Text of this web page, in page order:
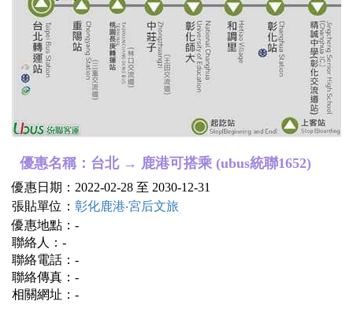
優惠名稱：台北 → 鹿港可搭乘 (ubus統聯1652)
優惠日期：2022-02-28 至 2030-12-31
張貼單位： 彰化鹿港‧宮后文旅
優惠地點：-
聯絡人：-
聯絡電話：-
聯絡傳真：-
相關網址：-